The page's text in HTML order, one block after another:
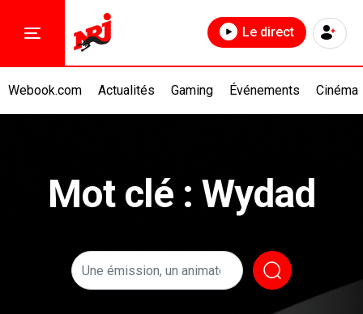
Webook.com Actualités Gaming Événements Cinéma
Le direct
Mot clé : Wydad